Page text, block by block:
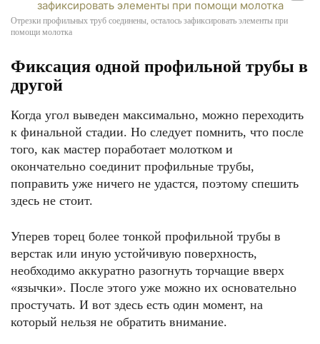
Отрезки профильных труб соединены, осталось зафиксировать элементы при
помощи молотка
Фиксация одной профильной трубы в
другой
Когда угол выведен максимально, можно переходить
к финальной стадии. Но следует помнить, что после
того, как мастер поработает молотком и
окончательно соединит профильные трубы,
поправить уже ничего не удастся, поэтому спешить
здесь не стоит.
Уперев торец более тонкой профильной трубы в
верстак или иную устойчивую поверхность,
необходимо аккуратно разогнуть торчащие вверх
«язычки». После этого уже можно их основательно
простучать. И вот здесь есть один момент, на
который нельзя не обратить внимание.